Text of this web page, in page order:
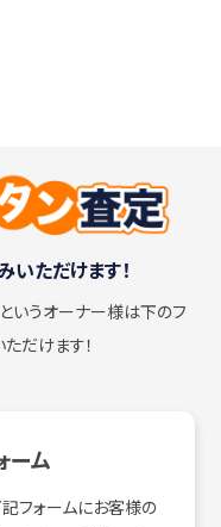
ただけます！
というオーナー様は下のフ
だけます！
ーム
フォームにお客様の